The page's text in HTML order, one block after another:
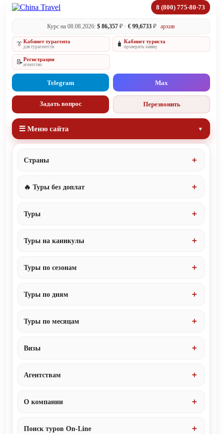
8 (800) 775-80-73
Курс на 08.08.2026: $ 86,357 ₽ · € 99,6733 ₽ архив
👔Кабинет турагента
для турагентств 🧳 Кабинет туриста
проверить заявку
📝Регистрация
агентство
Telegram Max
Задать вопрос Перезвонить
☰ Меню сайта
Страны
🔥 Туры без доплат
Туры
Туры на каникулы
Туры по сезонам
Туры по дням
Туры по месяцам
Визы
Агентствам
О компании
Поиск туров On-Line